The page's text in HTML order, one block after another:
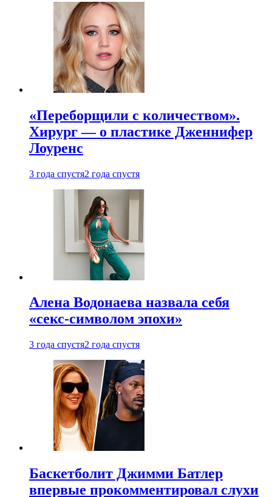
«Переборщили с количеством».
Хирург — о пластике Дженнифер
Лоуренс
3 года спустя2 года спустя
Алена Водонаева назвала себя
«секс-символом эпохи»
3 года спустя2 года спустя
Баскетболит Джимми Батлер
впервые прокомментировал слухи